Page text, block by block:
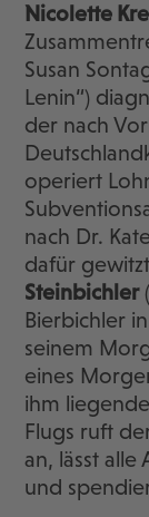
Nicolette
Susan
Lenin“)
der nach
operiert
nach Dr.
dafür
Steinbichler
Bierbichler
seinem
eines
ihm
Flugs ruft
an, lässt
und